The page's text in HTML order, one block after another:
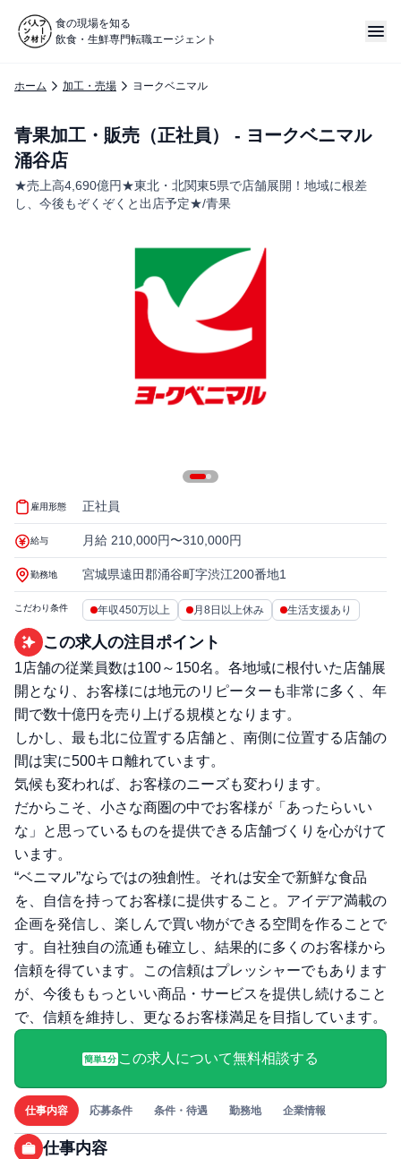
食の現場を知る
飲食・生鮮専門転職エージェント
ホーム 加工・売場 ヨークベニマル
青果加工・販売（正社員） - ヨークベニマル
涌谷店
★売上高4,690億円★東北・北関東5県で店舗展開！地域に根差
し、今後もぞくぞくと出店予定★/青果
雇用形態 正社員
給与 月給 210,000円〜310,000円
勤務地 宮城県遠田郡涌谷町字渋江200番地1
こだわり条件 年収450万以上 月8日以上休み 生活支援あり
この求人の注目ポイント
1店舗の従業員数は100～150名。各地域に根付いた店舗展
開となり、お客様には地元のリピーターも非常に多く、年
間で数十億円を売り上げる規模となります。
しかし、最も北に位置する店舗と、南側に位置する店舗の
間は実に500キロ離れています。
気候も変われば、お客様のニーズも変わります。
だからこそ、小さな商圏の中でお客様が「あったらいい
な」と思っているものを提供できる店舗づくりを心がけて
います。
“ベニマル”ならではの独創性。それは安全で新鮮な食品
を、自信を持ってお客様に提供すること。アイデア満載の
企画を発信し、楽しんで買い物ができる空間を作ることで
す。自社独自の流通も確立し、結果的に多くのお客様から
信頼を得ています。この信頼はプレッシャーでもあります
が、今後ももっといい商品・サービスを提供し続けること
で、信頼を維持し、更なるお客様満足を目指しています。
簡単1分 この求人について無料相談する
仕事内容 応募条件 条件・待遇 勤務地 企業情報
仕事内容